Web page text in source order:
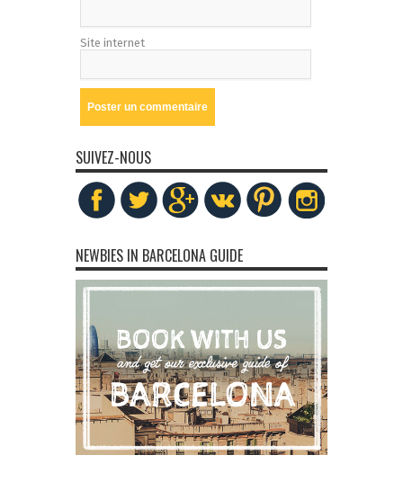
Site internet
SUIVEZ-NOUS
NEWBIES IN BARCELONA GUIDE